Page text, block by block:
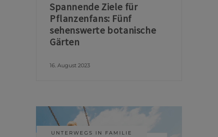
Spannende Ziele für
Pflanzenfans: Fünf
sehenswerte botanische
Gärten
16. August 2023
UNTERWEGS IN FAMILIE